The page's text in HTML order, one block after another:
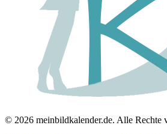
© 2026 meinbildkalender.de. Alle Rechte